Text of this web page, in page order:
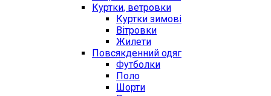
Куртки, ветровки
Куртки зимові
Вітровки
Жилети
Повсякденний одяг
Футболки
Поло
Шорти